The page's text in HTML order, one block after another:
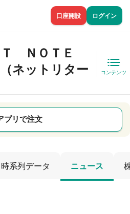
口座開設 ログイン
Ｔ ＮＯＴＥ
ネットリター
コンテンツ
プリで注文
時系列データ ニュース